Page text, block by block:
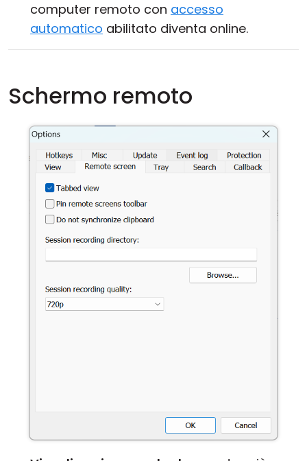
computer remoto con accesso
automatico abilitato diventa online.
Schermo remoto